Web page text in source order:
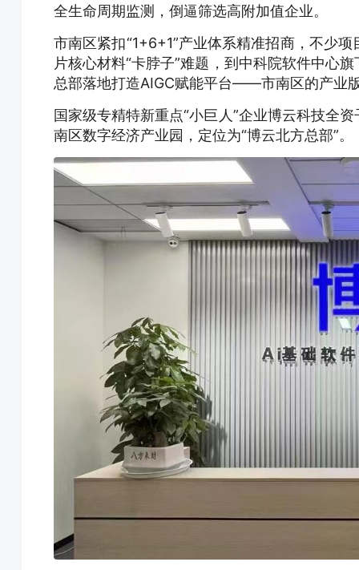
全生命周期监测，倒逼筛选高附加值企业。
市南区紧扣“1+6+1”产业体系精准招商，不少
片核心材料“卡脖子”难题，到中科院软件中心
总部落地打造AIGC赋能平台——市南区的产业
国家级专精特新重点“小巨人”企业博云科技全
南区数字经济产业园，定位为“博云北方总部”。